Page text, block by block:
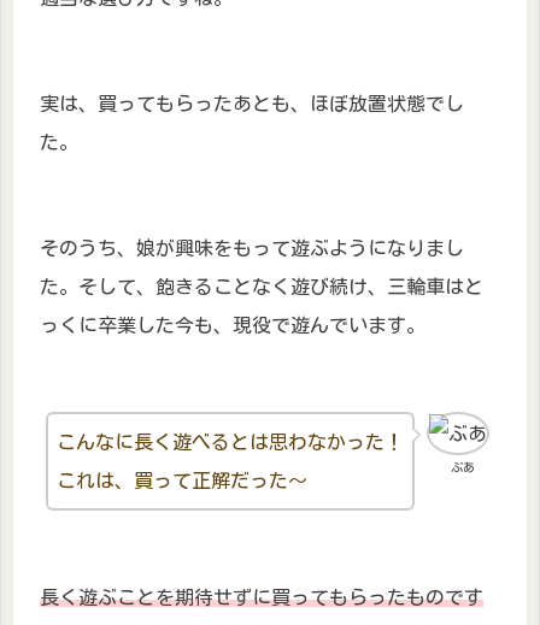
実は、買ってもらったあとも、ほぼ放置状態でし
た。
そのうち、娘が興味をもって遊ぶようになりまし
た。そして、飽きることなく遊び続け、三輪車はと
っくに卒業した今も、現役で遊んでいます。
ぶあ
こんなに長く遊べるとは思わなかった！
これは、買って正解だった～
長く遊ぶことを期待せずに買ってもらったものです